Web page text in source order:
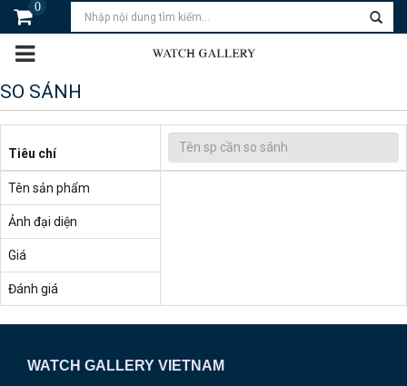
0
SO SÁNH
Tiêu chí
Tên sản phẩm
Ảnh đại diện
Giá
Đánh giá
WATCH GALLERY VIETNAM